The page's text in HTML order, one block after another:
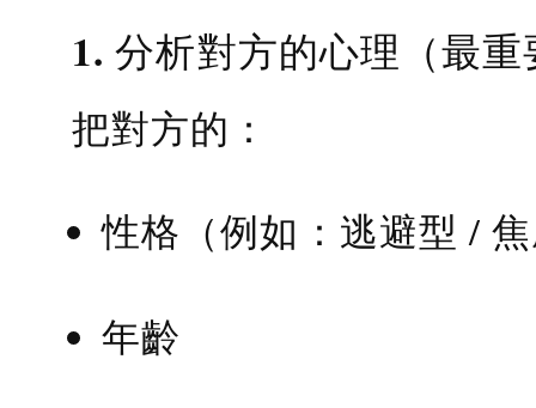
1. 分析對方的心理（最
把對方的：
性格（例如：逃避型 /
年齡